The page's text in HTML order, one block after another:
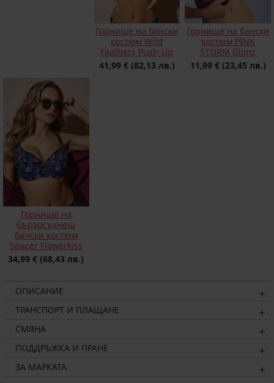
Горнище на бански
костюм Wild
Feathers Push-Up
41,99 € (82,13 лв.)
Горнище на бански
костюм PINK
STORM Glimz
11,99 € (23,45 лв.)
Горнище на
бързосъхнещ
бански костюм
Spacer Flowerkiss
34,99 € (68,43 лв.)
ОПИСАНИЕ
ТРАНСПОРТ И ПЛАЩАНЕ
СМЯНА
ПОДДРЪЖКА И ПРАНЕ
ЗА МАРКАТА